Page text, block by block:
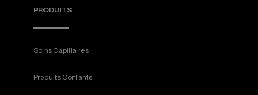
PRODUITS
Soins Capillaires
Produits Coiffants